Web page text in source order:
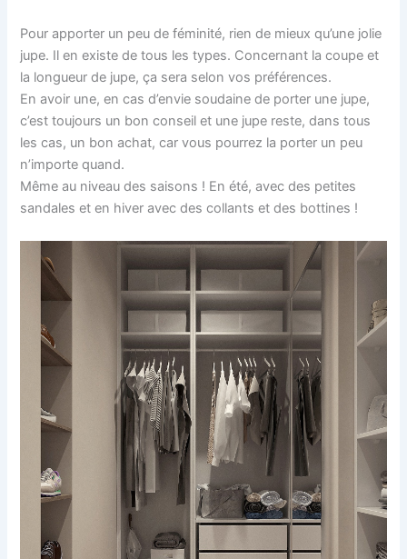
Pour apporter un peu de féminité, rien de mieux qu’une jolie
jupe. Il en existe de tous les types. Concernant la coupe et
la longueur de jupe, ça sera selon vos préférences.
En avoir une, en cas d’envie soudaine de porter une jupe,
c’est toujours un bon conseil et une jupe reste, dans tous
les cas, un bon achat, car vous pourrez la porter un peu
n’importe quand.
Même au niveau des saisons ! En été, avec des petites
sandales et en hiver avec des collants et des bottines !